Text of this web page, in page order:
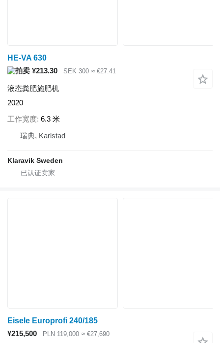
HE-VA 630
¥213.30
SEK 300 ≈ €27.41
液态粪肥施肥机
2020
工作宽度 6.3 米
瑞典, Karlstad
Klaravik Sweden
Eisele Europrofi 240/185
¥215,500
PLN 119,000 ≈ €27,690